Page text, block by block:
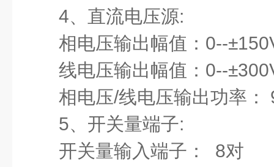
4、直流电压源:
相电压输出幅值： 0--
线电压输出幅值： 0--
相电压/线电压输出功率：
5、开关量端子:
开关量输入端子：
8对